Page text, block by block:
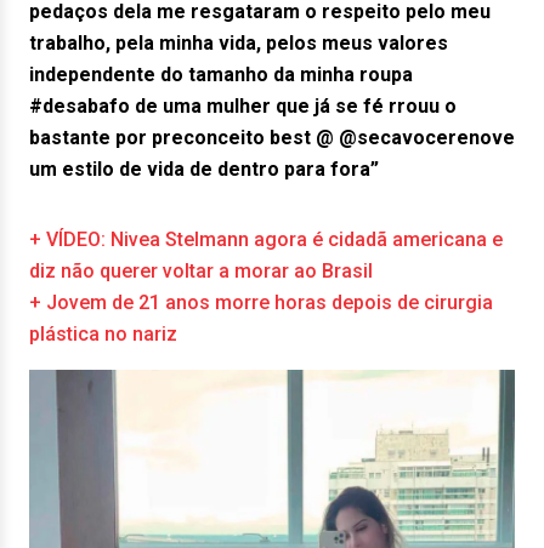
pedaços dela me resgataram o respeito pelo meu
trabalho, pela minha vida, pelos meus valores
independente do tamanho da minha roupa
#desabafo de uma mulher que já se fé rrouu o
bastante por preconceito best @ @secavocerenove
um estilo de vida de dentro para fora”
+ VÍDEO: Nivea Stelmann agora é cidadã americana e
diz não querer voltar a morar ao Brasil
+ Jovem de 21 anos morre horas depois de cirurgia
plástica no nariz